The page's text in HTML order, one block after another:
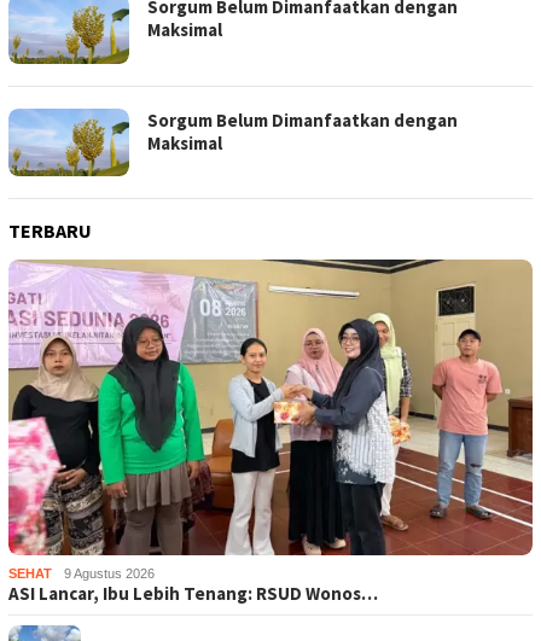
Sorgum Belum Dimanfaatkan dengan
Maksimal
Sorgum Belum Dimanfaatkan dengan
Maksimal
TERBARU
SEHAT 9 Agustus 2026
ASI Lancar, Ibu Lebih Tenang: RSUD Wonos…